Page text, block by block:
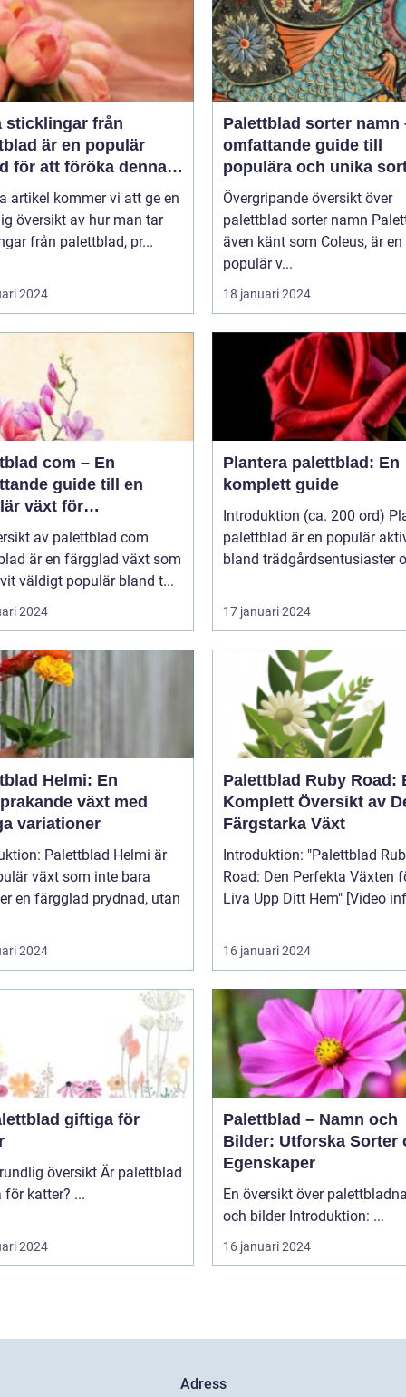
sticklingar från
är en populär
för att föröka denna
växt på ett effektivt
artikel kommer vi att ge en
översikt av hur man tar
från palettblad, pr...
2024
Palettblad sorter namn
omfattande guide till
populära och unika
Övergripande översikt över
palettblad sorter namn Palettblad,
även känt som Coleus, är en
populär v...
18 januari 2024
com – En
guide till en
växt för
av palettblad com
är en färgglad växt som
väldigt populär bland t...
2024
Plantera palettblad: En
komplett guide
Introduktion (ca. 200 ord)
palettblad är en populär
bland trädgårdsentusiaster
17 januari 2024
Helmi: En
växt med
variationer
Palettblad Helmi är
växt som inte bara
en färgglad prydnad, utan
2024
Palettblad Ruby Road:
Komplett Översikt av
Färgstarka Växt
Introduktion: "Palettblad Ruby
Road: Den Perfekta Växten
Liva Upp Ditt Hem"
16 januari 2024
giftiga för
översikt Är palettblad
giftiga för katter? ...
2024
Palettblad – Namn och
Bilder: Utforska Sorter
Egenskaper
En översikt över
och bilder Introduktion: ...
16 januari 2024
Adress